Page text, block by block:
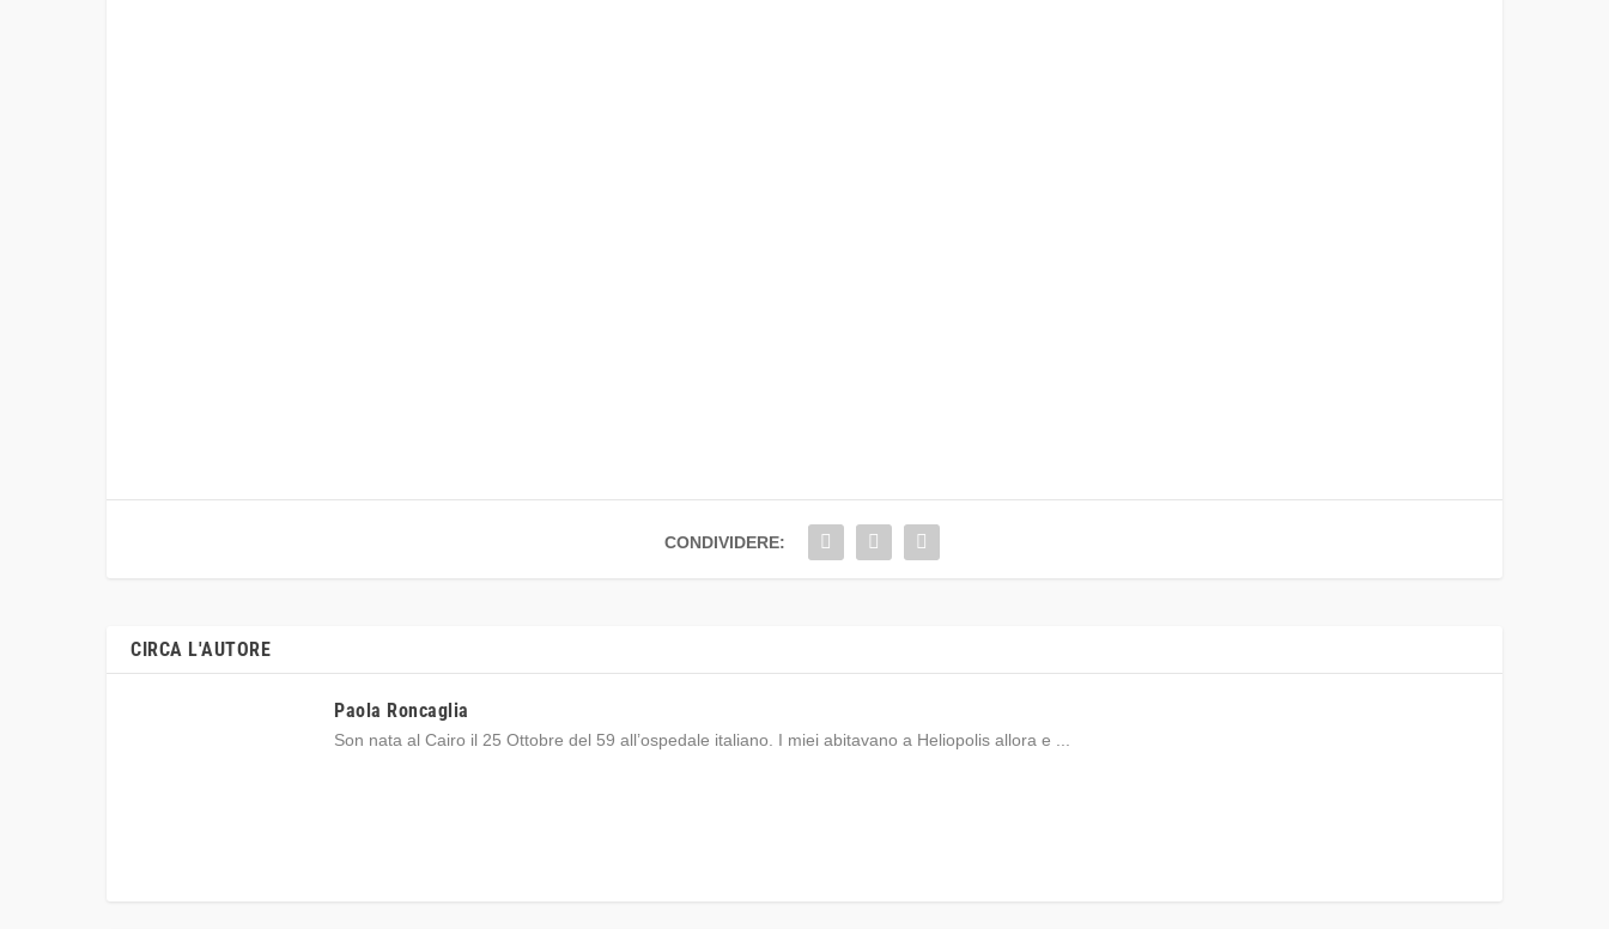
CONDIVIDERE:
CIRCA L'AUTORE
Paola Roncaglia
Son nata al Cairo il 25 Ottobre del 59 all’ospedale italiano. I miei abitavano a Heliopolis allora e ...